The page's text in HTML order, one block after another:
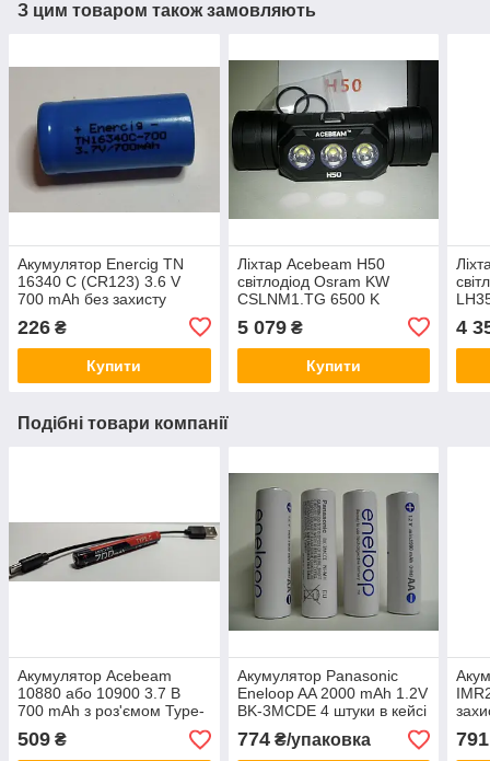
З цим товаром також замовляють
Акумулятор Enercig TN
16340 C (CR123) 3.6 V
700 mAh без захисту
226 ₴
Купити
Ліхтар Acebeam H50
світлодіод Osram KW
CSLNM1.TG 6500 K
5 079₴
Купити
4
Подібні товари компанії
Акумулятор Acebeam
10880 або 10900 3.7 В
700 mAh з роз'ємом Type-
C
509 ₴
Акумулятор Panasonic
Eneloop AA 2000 mAh 1.2V
BK-3MCDE 4 штуки в кейсі
774₴/упаковка 791